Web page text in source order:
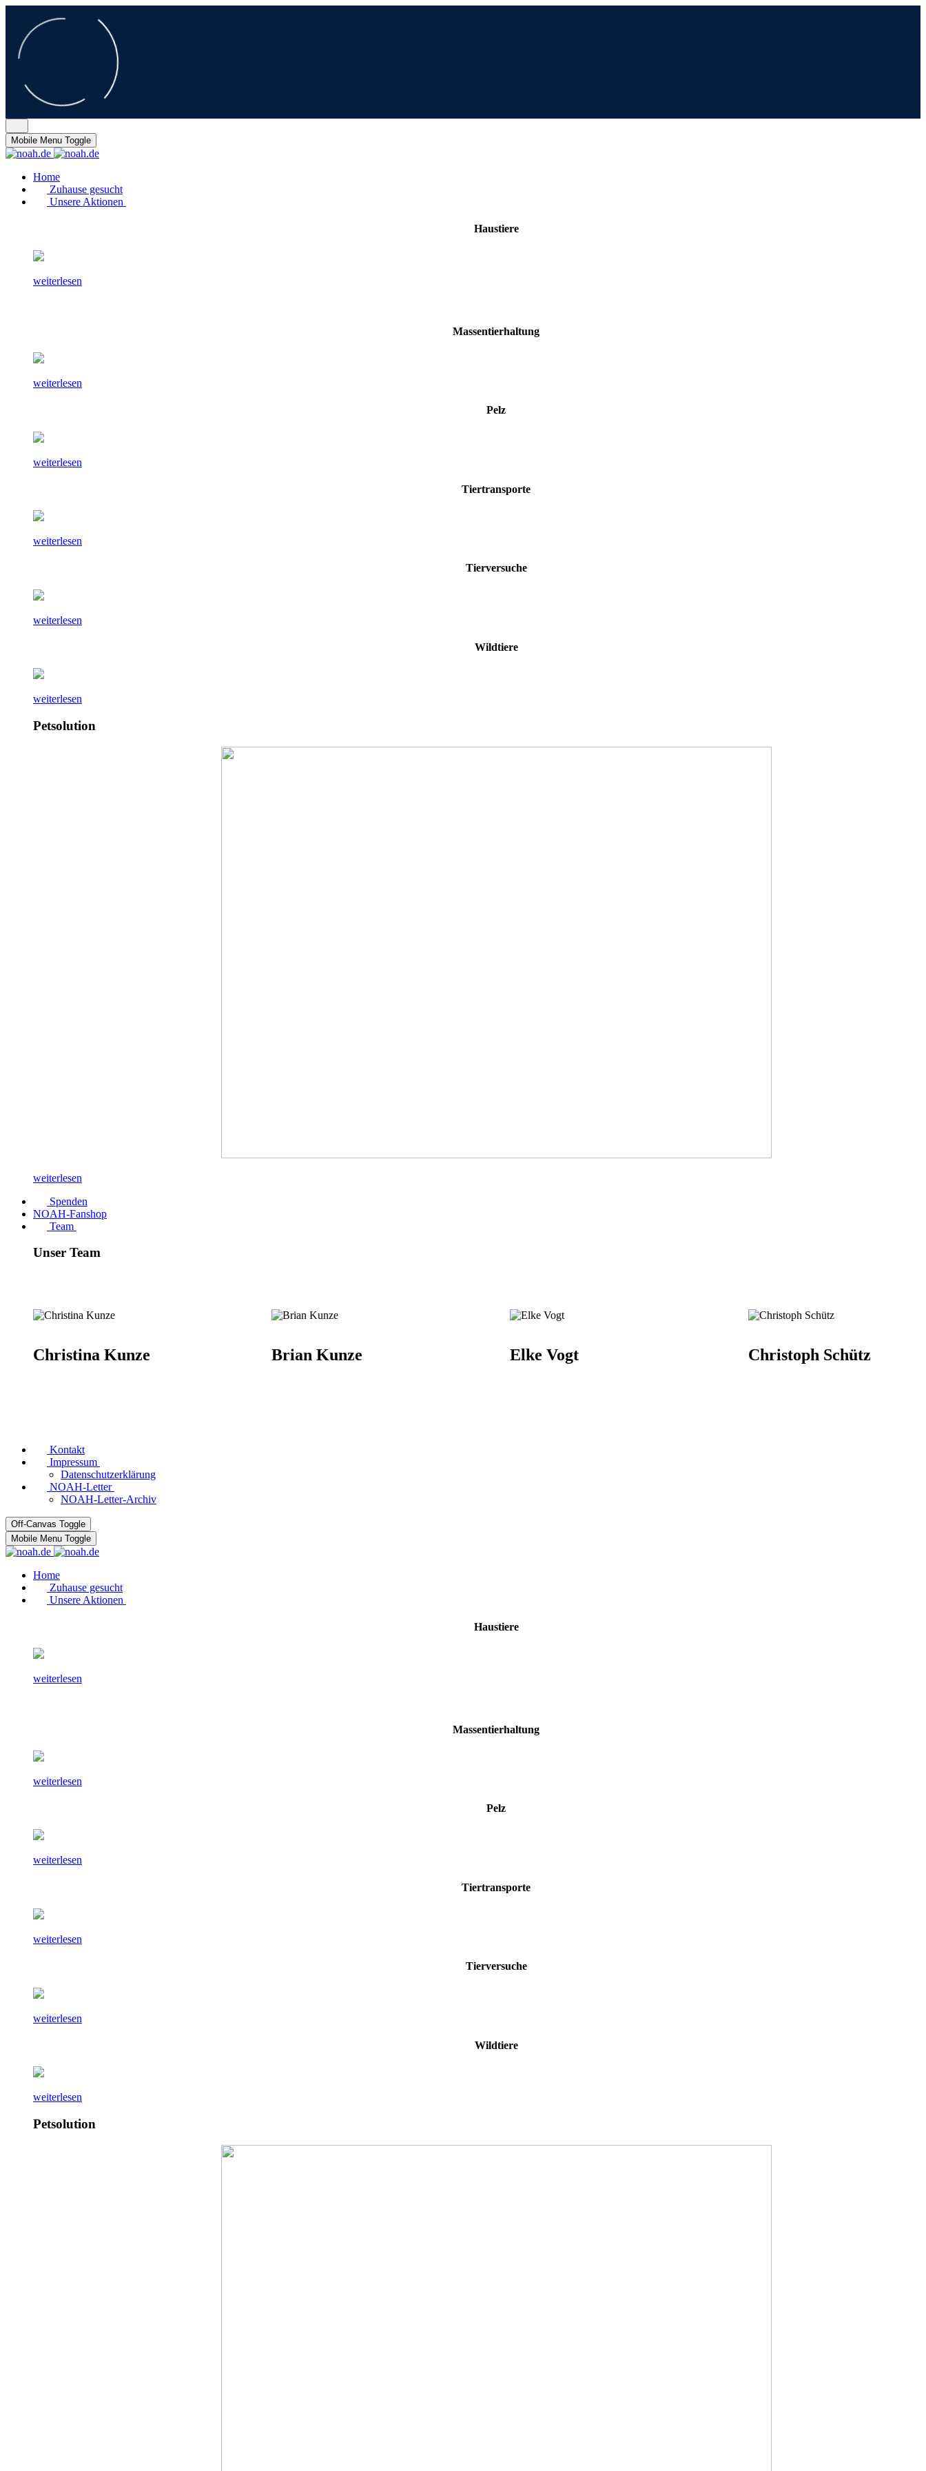
Mobile Menu Toggle
Home
Zuhause gesucht
Unsere Aktionen
Haustiere
weiterlesen
Massentierhaltung
weiterlesen
Pelz
weiterlesen
Tiertransporte
weiterlesen
Tierversuche
weiterlesen
Wildtiere
weiterlesen
Petsolution
weiterlesen
Spenden
NOAH-Fanshop
Team
Unser Team
Christina Kunze Brian Kunze Elke Vogt Christoph Schütz
Kontakt
Impressum
Datenschutzerklärung
NOAH-Letter
NOAH-Letter-Archiv
Off-Canvas Toggle
Mobile Menu Toggle
Home
Zuhause gesucht
Unsere Aktionen
Haustiere
weiterlesen
Massentierhaltung
weiterlesen
Pelz
weiterlesen
Tiertransporte
weiterlesen
Tierversuche
weiterlesen
Wildtiere
weiterlesen
Petsolution